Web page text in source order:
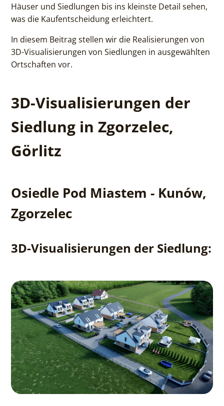
Häuser und Siedlungen bis ins kleinste Detail sehen,
was die Kaufentscheidung erleichtert.
In diesem Beitrag stellen wir die Realisierungen von
3D-Visualisierungen von Siedlungen in ausgewählten
Ortschaften vor.
3D-Visualisierungen der
Siedlung in Zgorzelec,
Görlitz
Osiedle Pod Miastem - Kunów,
Zgorzelec
3D-Visualisierungen der Siedlung: